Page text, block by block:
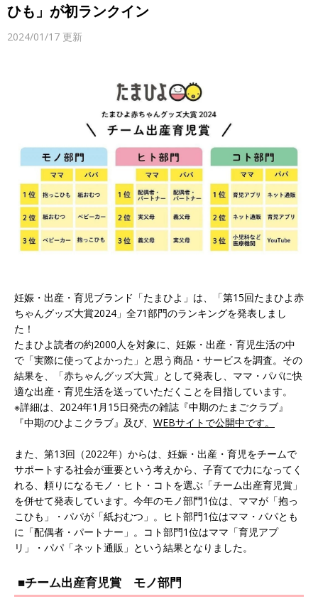
ひも」が初ランクイン
2024/01/17 更新
妊娠・出産・育児ブランド「たまひよ」は、「第15回たまひよ赤
ちゃんグッズ大賞2024」全71部門のランキングを発表しまし
た！
たまひよ読者の約2000人を対象に、妊娠・出産・育児生活の中
で「実際に使ってよかった」と思う商品・サービスを調査。その
結果を、「赤ちゃんグッズ大賞」として発表し、ママ・パパに快
適な出産・育児生活を送っていただくことを目指しています。
※詳細は、2024年1月15日発売の雑誌『中期のたまごクラブ』
『中期のひよこクラブ』及び、 WEBサイトで公開中です。
また、第13回（2022年）からは、妊娠・出産・育児をチームで
サポートする社会が重要という考えから、子育てで力になってく
れる、頼りになるモノ・ヒト・コトを選ぶ「チーム出産育児賞」
を併せて発表しています。今年のモノ部門1位は、ママが「抱っ
こひも」・パパが「紙おむつ」。ヒト部門1位はママ・パパとも
に「配偶者・パートナー」。コト部門1位はママ「育児アプ
リ」・パパ「ネット通販」という結果となりました。
■チーム出産育児賞 モノ部門